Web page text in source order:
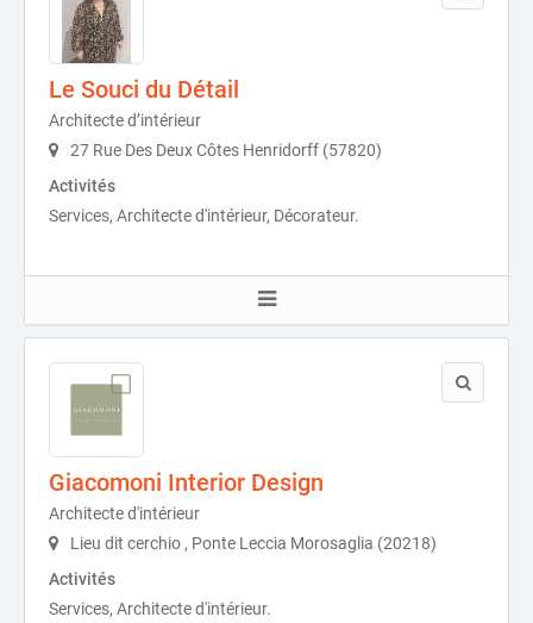
Le Souci du Détail
Architecte d’intérieur
27 Rue Des Deux Côtes Henridorff (57820)
Activités
Services, Architecte d'intérieur, Décorateur.
Giacomoni Interior Design
Architecte d'intérieur
Lieu dit cerchio , Ponte Leccia Morosaglia (20218)
Activités
Services, Architecte d'intérieur.